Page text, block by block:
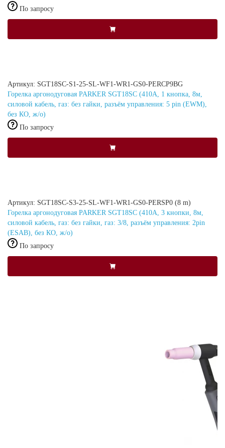
По запросу
Артикул: SGT18SC-S1-25-SL-WF1-WR1-GS0-PERCP9BG
Горелка аргонодуговая PARKER SGT18SC (410А, 1 кнопка, 8м,
силовой кабель, газ: без гайки, разъём управления: 5 pin (EWM),
без КО, ж/о)
По запросу
Артикул: SGT18SC-S3-25-SL-WF1-WR1-GS0-PERSP0 (8 m)
Горелка аргонодуговая PARKER SGT18SC (410А, 3 кнопки, 8м,
силовой кабель, газ: без гайки, газ: 3/8, разъём управления: 2pin
(ESAB), без КО, ж/о)
По запросу